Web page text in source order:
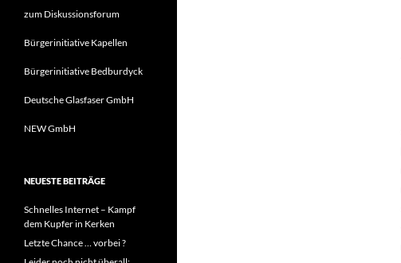
zum Diskussionsforum
Bürgerinitiative Kapellen
Bürgerinitiative Bedburdyck
Deutsche Glasfaser GmbH
NEW GmbH
NEUESTE BEITRÄGE
Schnelles Internet – Kampf
dem Kupfer in Kerken
Letzte Chance … vorbei ?